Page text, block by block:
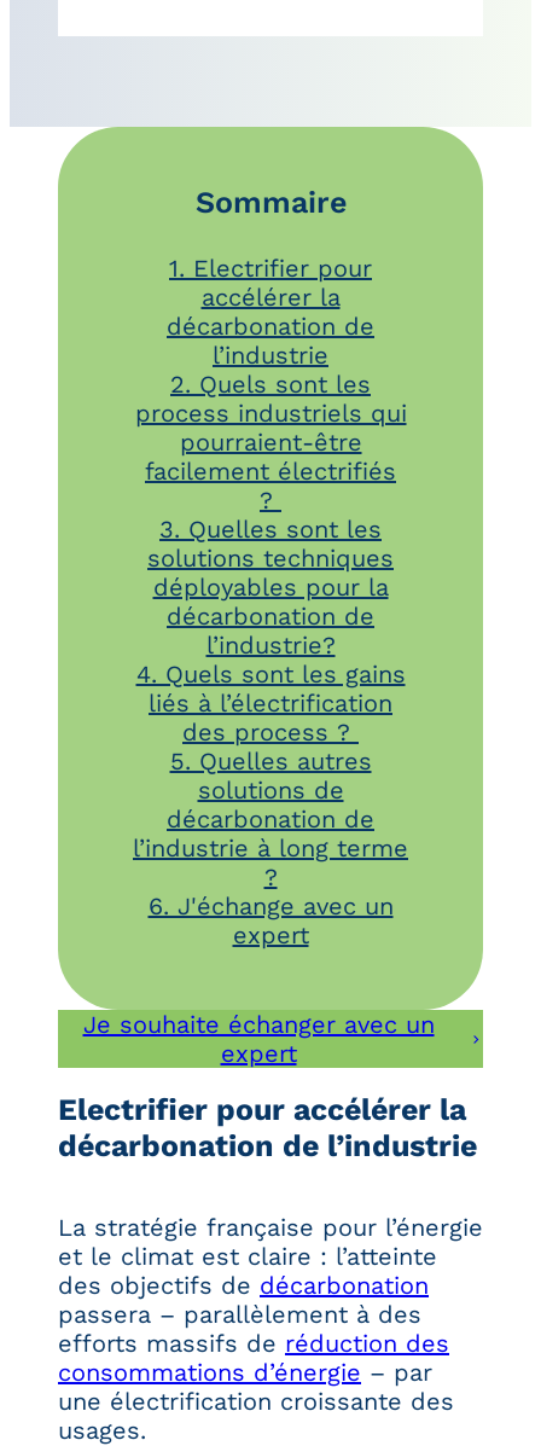
Sommaire
1. Electrifier pour
accélérer la
décarbonation de
l’industrie
2. Quels sont les
process industriels qui
pourraient-être
facilement électrifiés
?
3. Quelles sont les
solutions techniques
déployables pour la
décarbonation de
l’industrie?
4. Quels sont les gains
liés à l’électrification
des process ?
5. Quelles autres
solutions de
décarbonation de
l’industrie à long terme
?
6. J'échange avec un
expert
Je souhaite échanger avec un
expert
Electrifier pour accélérer la
décarbonation de l’industrie
La stratégie française pour l’énergie
et le climat est claire : l’atteinte
des objectifs de décarbonation
passera – parallèlement à des
efforts massifs de réduction des
consommations d’énergie – par
une électrification croissante des
usages.